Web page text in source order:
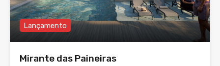
Lançamento
Mirante das Paineiras